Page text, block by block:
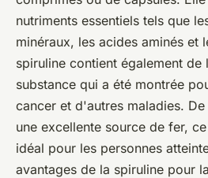
nutriments essentiels tels que
minéraux, les acides aminés et
spiruline contient également de
substance qui a été montrée
cancer et d'autres maladies.
une excellente source de fer,
idéal pour les personnes
avantages de la spiruline pour